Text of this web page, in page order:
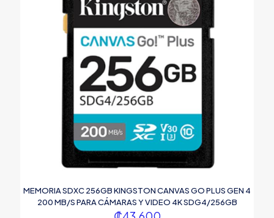
MEMORIA SDXC 256GB KINGSTON CANVAS GO PLUS GEN 4
200 MB/S PARA CÁMARAS Y VIDEO 4K SDG4/256GB